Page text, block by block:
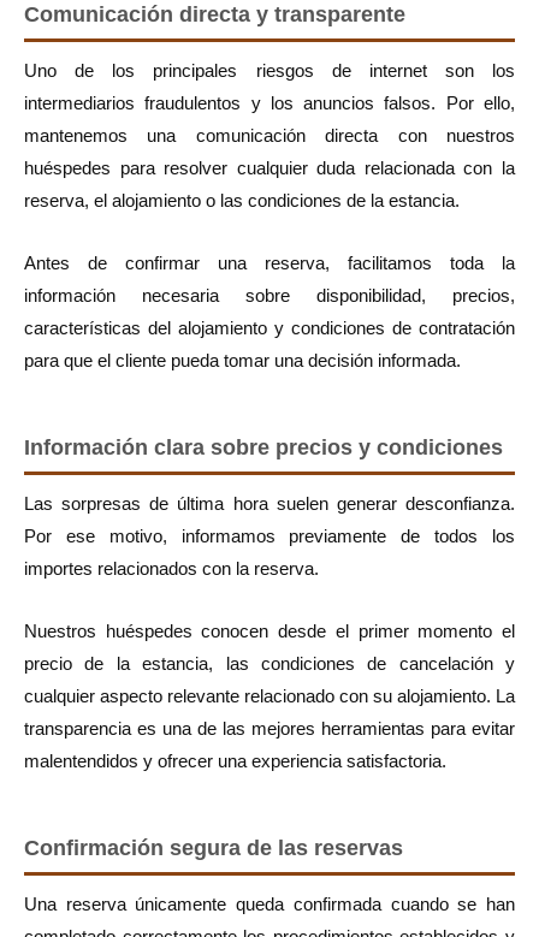
Comunicación directa y transparente
Uno de los principales riesgos de internet son los
intermediarios fraudulentos y los anuncios falsos. Por ello,
mantenemos una comunicación directa con nuestros
huéspedes para resolver cualquier duda relacionada con la
reserva, el alojamiento o las condiciones de la estancia.
Antes de confirmar una reserva, facilitamos toda la
información necesaria sobre disponibilidad, precios,
características del alojamiento y condiciones de contratación
para que el cliente pueda tomar una decisión informada.
Información clara sobre precios y condiciones
Las sorpresas de última hora suelen generar desconfianza.
Por ese motivo, informamos previamente de todos los
importes relacionados con la reserva.
Nuestros huéspedes conocen desde el primer momento el
precio de la estancia, las condiciones de cancelación y
cualquier aspecto relevante relacionado con su alojamiento. La
transparencia es una de las mejores herramientas para evitar
malentendidos y ofrecer una experiencia satisfactoria.
Confirmación segura de las reservas
Una reserva únicamente queda confirmada cuando se han